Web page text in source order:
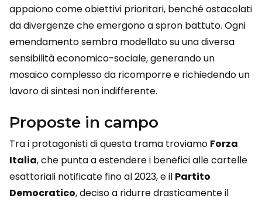
appaiono come obiettivi prioritari, benché ostacolati
da divergenze che emergono a spron battuto. Ogni
emendamento sembra modellato su una diversa
sensibilità economico-sociale, generando un
mosaico complesso da ricomporre e richiedendo un
lavoro di sintesi non indifferente.
Proposte in campo
Tra i protagonisti di questa trama troviamo Forza
Italia, che punta a estendere i benefici alle cartelle
esattoriali notificate fino al 2023, e il Partito
Democratico, deciso a ridurre drasticamente il